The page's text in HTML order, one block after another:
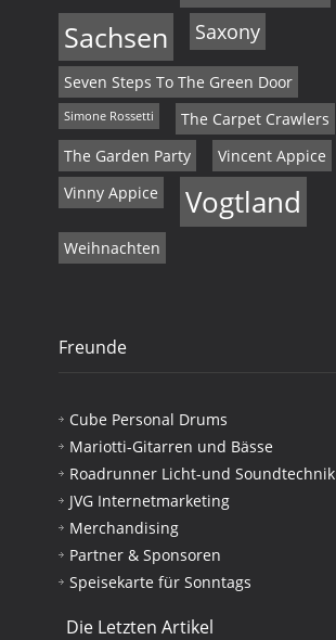
Sachsen Saxony
Seven Steps To The Green Door
Simone Rossetti
The Carpet Crawlers
The Garden Party
Vincent Appice
Vinny Appice
Vogtland
Weihnachten
Freunde
Cube Personal Drums
Mariotti-Gitarren und Bässe
Roadrunner Licht-und Soundtechnik
JVG Internetmarketing
Merchandising
Partner & Sponsoren
Speisekarte für Sonntags
Die Letzten Artikel